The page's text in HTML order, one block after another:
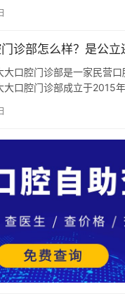
诊部怎么样？是公立
大口腔门诊部是一家民营
大口腔门诊部成立于2015